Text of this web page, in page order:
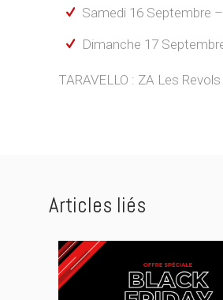
Samedi 16 Septembre
Dimanche 17
TARAVELLO : ZA Les
Articles liés